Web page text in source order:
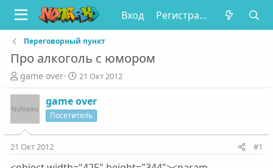
Вход Регистрация
Переговорный пункт
Про алкоголь с юмором
А
в
т
о
р
т
е
game over
Д
а
т
а
н
а
21 Окт 2012
game over
Посетитель
21 Окт 2012 #1